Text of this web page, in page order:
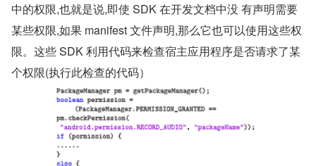
中的权限,也就是说,即使 SDK 在开发文档中没 有声明需要
某些权限,如果 manifest 文件声明,那么它也可以使用这些权
限。这些 SDK 利用代码来检查宿主应用程序是否请求了某
个权限(执行此检查的代码）